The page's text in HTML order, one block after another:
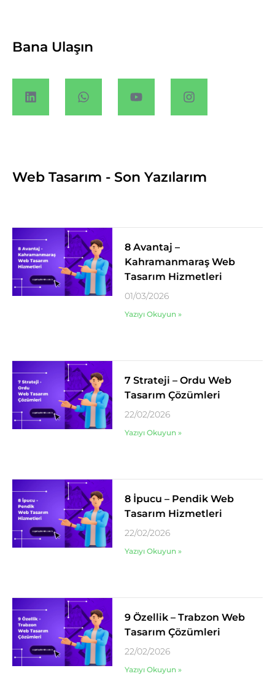
Bana Ulaşın
Web Tasarım - Son Yazılarım
8 Avantaj –
Kahramanmaraş Web
Tasarım Hizmetleri
01/03/2026
Yazıyı Okuyun »
7 Strateji – Ordu Web
Tasarım Çözümleri
22/02/2026
Yazıyı Okuyun »
8 İpucu – Pendik Web
Tasarım Hizmetleri
22/02/2026
Yazıyı Okuyun »
9 Özellik – Trabzon Web
Tasarım Çözümleri
22/02/2026
Yazıyı Okuyun »